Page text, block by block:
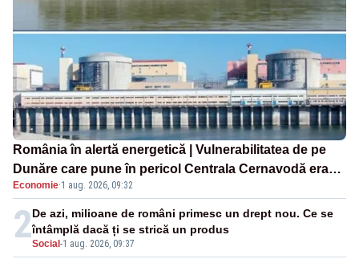
România în alertă energetică | Vulnerabilitatea de pe
Dunăre care pune în pericol Centrala Cernavodă era
cunoscută de pe vremea lui Ceaușescu
Economie·1 aug. 2026, 09:32
2Social -1 aug. 2026, 09:37
De azi, milioane de români primesc un drept nou. Ce se
întâmplă dacă ți se strică un produs